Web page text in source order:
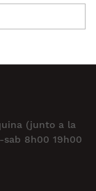
(junto a la
sab 8h00 19h00